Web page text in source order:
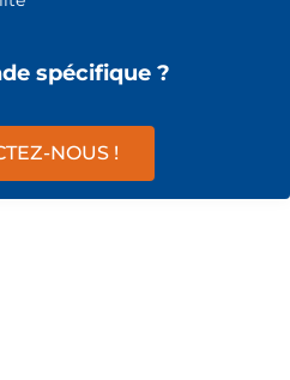
spécifique ?
NOUS !